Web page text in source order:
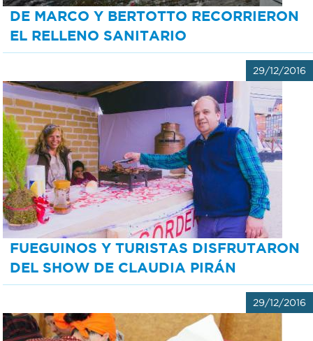
DE MARCO Y BERTOTTO RECORRIERON
EL RELLENO SANITARIO
29/12/2016
FUEGUINOS Y TURISTAS DISFRUTARON
DEL SHOW DE CLAUDIA PIRÁN
29/12/2016